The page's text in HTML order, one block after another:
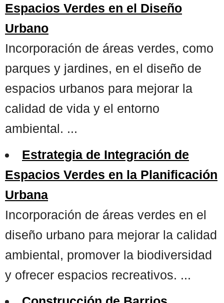
Espacios Verdes en el Diseño
Urbano
Incorporación de áreas verdes, como
parques y jardines, en el diseño de
espacios urbanos para mejorar la
calidad de vida y el entorno
ambiental. ...
Estrategia de Integración de
Espacios Verdes en la Planificación
Urbana
Incorporación de áreas verdes en el
diseño urbano para mejorar la calidad
ambiental, promover la biodiversidad
y ofrecer espacios recreativos. ...